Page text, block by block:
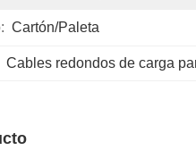
Cartón/paleta
Cables redondos de carga